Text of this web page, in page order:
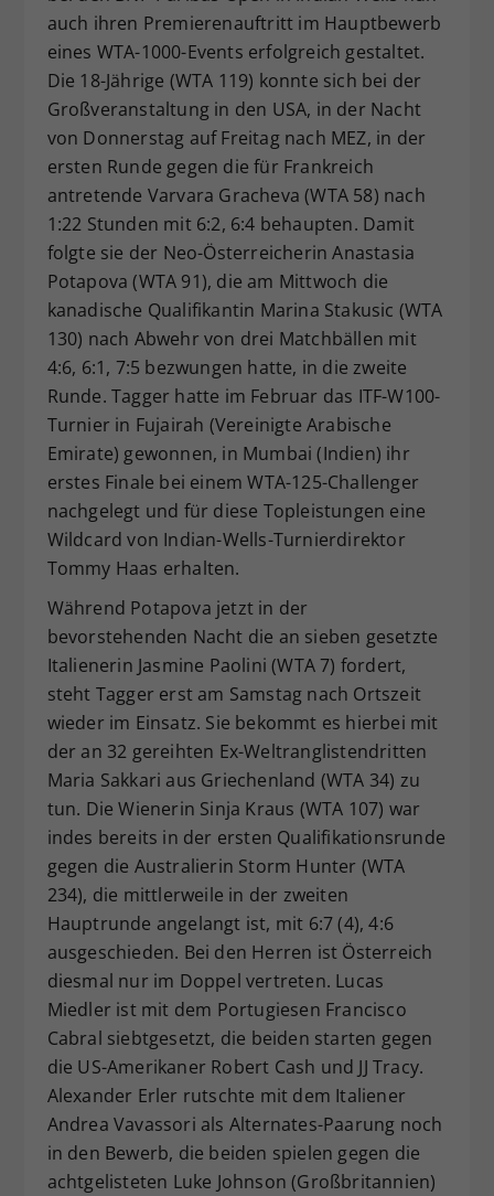
auch ihren Premierenauftritt im Hauptbewerb
eines WTA-1000-Events erfolgreich gestaltet.
Die 18-Jährige (WTA 119) konnte sich bei der
Großveranstaltung in den USA, in der Nacht
von Donnerstag auf Freitag nach MEZ, in der
ersten Runde gegen die für Frankreich
antretende Varvara Gracheva (WTA 58) nach
1:22 Stunden mit 6:2, 6:4 behaupten. Damit
folgte sie der Neo-Österreicherin Anastasia
Potapova (WTA 91), die am Mittwoch die
kanadische Qualifikantin Marina Stakusic (WTA
130) nach Abwehr von drei Matchbällen mit
4:6, 6:1, 7:5 bezwungen hatte, in die zweite
Runde. Tagger hatte im Februar das ITF-W100-
Turnier in Fujairah (Vereinigte Arabische
Emirate) gewonnen, in Mumbai (Indien) ihr
erstes Finale bei einem WTA-125-Challenger
nachgelegt und für diese Topleistungen eine
Wildcard von Indian-Wells-Turnierdirektor
Tommy Haas erhalten.
Während Potapova jetzt in der
bevorstehenden Nacht die an sieben gesetzte
Italienerin Jasmine Paolini (WTA 7) fordert,
steht Tagger erst am Samstag nach Ortszeit
wieder im Einsatz. Sie bekommt es hierbei mit
der an 32 gereihten Ex-Weltranglistendritten
Maria Sakkari aus Griechenland (WTA 34) zu
tun. Die Wienerin Sinja Kraus (WTA 107) war
indes bereits in der ersten Qualifikationsrunde
gegen die Australierin Storm Hunter (WTA
234), die mittlerweile in der zweiten
Hauptrunde angelangt ist, mit 6:7 (4), 4:6
ausgeschieden. Bei den Herren ist Österreich
diesmal nur im Doppel vertreten. Lucas
Miedler ist mit dem Portugiesen Francisco
Cabral siebtgesetzt, die beiden starten gegen
die US-Amerikaner Robert Cash und JJ Tracy.
Alexander Erler rutschte mit dem Italiener
Andrea Vavassori als Alternates-Paarung noch
in den Bewerb, die beiden spielen gegen die
achtgelisteten Luke Johnson (Großbritannien)
Zweck
Dieser Wert speichert Ihre Consent-
Einstellungen. Unter anderem eine
zufällig generierte ID, für die
historische Speicherung Ihrer
vorgenommen Einstellungen, falls der
Webseiten-Betreiber dies eingestellt
hat.